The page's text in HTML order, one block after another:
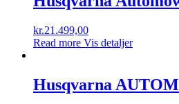
kr.21.499,00
Read more Vis detaljer
Husqvarna